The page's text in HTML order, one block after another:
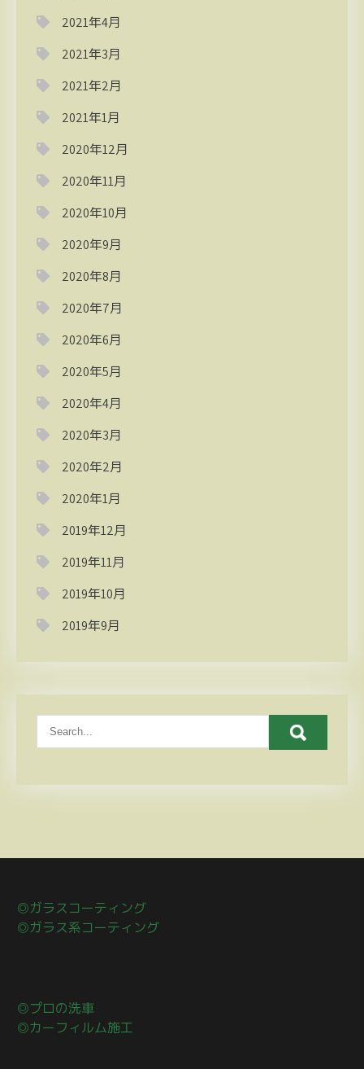
2021年4月
2021年3月
2021年2月
2021年1月
2020年12月
2020年11月
2020年10月
2020年9月
2020年8月
2020年7月
2020年6月
2020年5月
2020年4月
2020年3月
2020年2月
2020年1月
2019年12月
2019年11月
2019年10月
2019年9月
◎ガラスコーティング
◎ガラス系コーティング
◎プロの洗車
◎カーフィルム施工